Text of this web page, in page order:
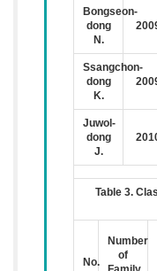
Bongseon-
dong
N.
Ssangchon-
dong
K.
Juwol-
dong
J.
Table 3.
No.
Number
of